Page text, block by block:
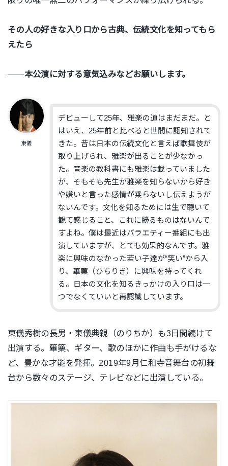
その人の好きな入り口から古典、伝統文化を知ってもら
えたら
――本公演に対する意気込みなどお願いします。
東儀
デビューして25年、雅楽の道はまだまだ。と
はいえ、25年前と比べると世間に認知されて
きた。昔は日本の伝統文化と言えば歌舞伎が
取り上げられ、雅楽が出ることが少なかっ
た。音楽の教科書にも雅楽は載っていました
が、そもそも先生が雅楽を知らないから好き
や嫌いと言った感情が乗らないし伝えようが
ないんです。文化を知るためには生で聴いて
観て感じること、これに勝るものはないんで
すよね。僕は最近はバラエティー番組にも出
演していますが、とても効果的なんです。雅
楽に興味のなかった若い子達が“笑い”から入
り、篳篥（ひちりき）に興味を持ってくれ
る。日本の文化を知るきっかけの入り口は一
つでなくていいと再認識しています。
東儀秀樹の長男・東儀典親（のりちか）も3日間続けて
出演する。篳篥、ギター、歌のほかに作曲も手がけるな
ど、豊かな才能を発揮。2019年9月仁和寺音舞台の初舞
台から数々のステージ、テレビなどに出演している。